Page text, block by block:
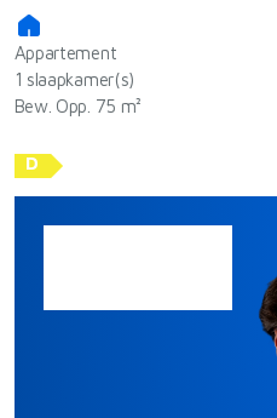
Appartement
1 slaapkamer(s)
Bew. Opp. 75 m²
D